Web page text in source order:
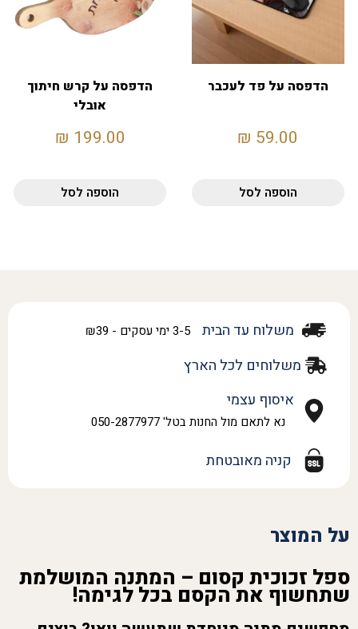
הדפסה על פד לעכבר
59.00
₪
הוספה לסל
הדפסה על קרש חיתוך
אובלי
199.00
₪
הוספה לסל
משלוח עד הבית 3-5 ימי עסקים - ₪39
משלוחים לכל הארץ
איסוף עצמי
נא לתאם מול החנות בטל' 050-2877977
קניה מאובטחת
על המוצר
ספל זכוכית קסום – המתנה המושלמת
שתחשוף את הקסם בכל לגימה!